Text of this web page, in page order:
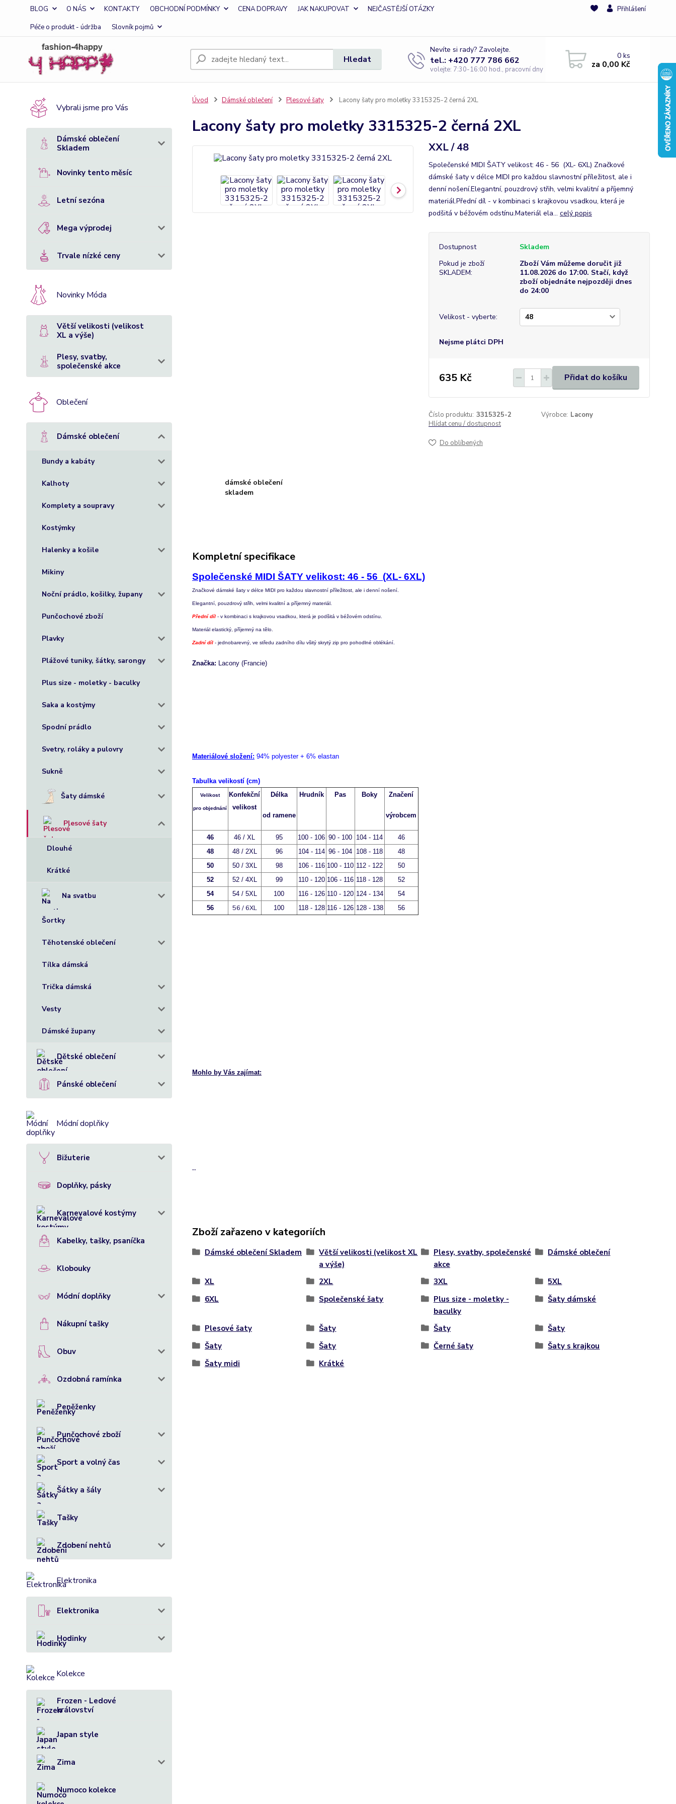
BLOG O NÁS KONTAKTY OBCHODNÍ PODMÍNKY CENA DOPRAVY JAK NAKUPOVAT
NEJČASTĚJŠÍ OTÁZKY
Péče o produkt - údržba
Slovník pojmů
Přihlášení
Hledat
Nevíte si rady? Zavolejte.
tel.: +420 777 786 662
volejte: 7:30-16:00 hod., pracovní dny
0ks
za 0,00 Kč
Vybrali jsme pro Vás
Dámské oblečení
Skladem
Novinky tento měsíc
Letní sezóna
Mega výprodej
Trvale nízké ceny
Novinky Móda
Větší velikosti (velikost
XL a výše)
Plesy, svatby,
společenské akce
Oblečení
Dámské oblečení
Bundy a kabáty
Kalhoty
Komplety a soupravy
Kostýmky
Halenky a košile
Mikiny
Noční prádlo, košilky, župany
Punčochové zboží
Plavky
Plážové tuniky, šátky, sarongy
Plus size - moletky - baculky
Saka a kostýmy
Spodní prádlo
Svetry, roláky a pulovry
Sukně
Šaty dámské
Plesové šaty
Dlouhé
Krátké
Na svatbu
Šortky
Těhotenské oblečení
Tílka dámská
Trička dámská
Vesty
Dámské župany
Dětské oblečení
Pánské oblečení
Módní doplňky
Bižuterie
Doplňky, pásky
Karnevalové kostýmy
Kabelky, tašky, psaníčka
Klobouky
Módní doplňky
Nákupní tašky
Obuv
Ozdobná ramínka
Peněženky
Punčochové zboží
Sport a volný čas
Šátky a šály
Tašky
Zdobení nehtů
Elektronika
Elektronika
Hodinky
Kolekce
Frozen - Ledové
království
Japan style
Zima
Numoco kolekce
Úvod Dámské oblečení Plesové šaty Lacony šaty pro moletky 3315325-2 černá 2XL
Lacony šaty pro moletky 3315325-2 černá 2XL
XXL / 48
Společenské MIDI ŠATY velikost: 46 - 56 (XL- 6XL) Značkové
dámské šaty v délce MIDI pro každou slavnostní příležitost, ale i
denní nošení.Elegantní, pouzdrový střih, velmi kvalitní a příjemný
materiál.Přední díl - v kombinaci s krajkovou vsadkou, která je
podšitá v béžovém odstínu.Materiál ela... celý popis
Dostupnost
Skladem
Pokud je zboží
SKLADEM:
Zboží Vám můžeme doručit již
11.08.2026 do 17:00. Stačí, když
zboží objednáte nejpozději dnes
do 24:00
Velikost - vyberte:
Nejsme plátci DPH
635 Kč Přidat do košíku
Číslo produktu: 3315325-2 Výrobce: Lacony
Hlídat cenu / dostupnost
Do oblíbených
dámské oblečení
skladem
Kompletní specifikace
Společenské MIDI ŠATY velikost: 46 - 56 (XL- 6XL)
Značkové dámské šaty v délce MIDI pro každou slavnostní příležitost, ale i denní nošení.
Elegantní, pouzdrový střih, velmi kvalitní a příjemný materiál.
Přední díl- v kombinaci s krajkovou vsadkou, která je podšitá v béžovém odstínu.
Materiál elastický, příjemný na tělo.
Zadní díl- jednobarevný, ve středu zadního dílu všitý skrytý zip pro pohodlné oblékání.
Značka: Lacony (Francie)
Materiálové složení: 94% polyester + 6% elastan
Tabulka velikostí (cm)
Velikost
pro objednání
Konfekční
velikost
Délka
od ramene
Hrudník Pas Boky Značení
výrobcem
46 46 / XL 95 100 - 106 90 - 100 104 - 114
46
48
48 / 2XL 96 104 - 114 96 - 104 108 - 118
48
50
50 / 3XL 98 106 - 116 100 - 110 112 - 122
50
52
52 / 4XL 99 110 - 120 106 - 116 118 - 128
52
54
54 / 5XL 100 116 - 126 110 - 120 124 - 134
54
56
56 / 6XL 100 118 - 128 116 - 126 128 - 138 56
+
Mohlo by Vás zajímat:
""
Zboží zařazeno v kategoriích
Dámské oblečení Skladem
Větší velikosti (velikost XL
a výše)
Plesy, svatby, společenské
akce
Dámské oblečení
XL 2XL 3XL
5XL
6XL
Společenské šaty
Plus size - moletky -
baculky
Šaty dámské
Plesové šaty Šaty Šaty
Šaty
Šaty
Šaty Černé šaty
Šaty s krajkou
Šaty midi
Krátké